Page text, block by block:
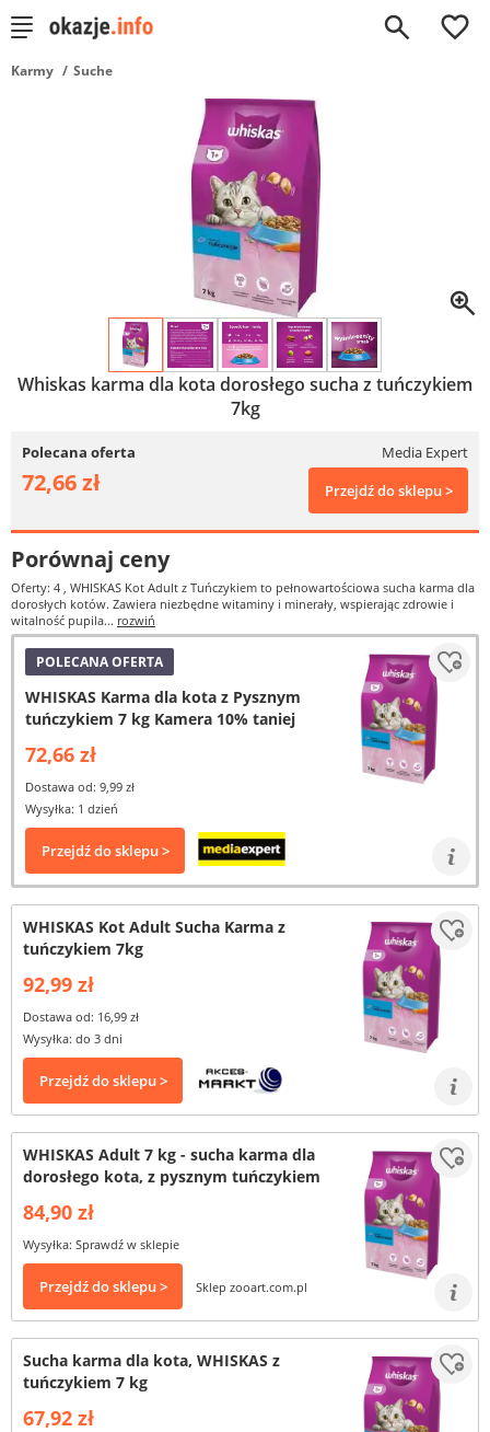
0
Karmy Suche
Whiskas karma dla kota dorosłego sucha z tuńczykiem
7kg
Polecana oferta Media Expert
72,66 zł Przejdź do sklepu >
Porównaj ceny
Oferty: 4 , WHISKAS Kot Adult z Tuńczykiem to pełnowartościowa sucha karma dla
dorosłych kotów. Zawiera niezbędne witaminy i minerały, wspierając zdrowie i
witalność pupila... rozwiń
POLECANA OFERTA
WHISKAS Karma dla kota z Pysznym
tuńczykiem 7 kg Kamera 10% taniej
72,66 zł
Dostawa od: 9,99 zł
Wysyłka: 1 dzień
Przejdź do sklepu >
WHISKAS Kot Adult Sucha Karma z
tuńczykiem 7kg
92,99 zł
Dostawa od: 16,99 zł
Wysyłka: do 3 dni
Przejdź do sklepu >
WHISKAS Adult 7 kg - sucha karma dla
dorosłego kota, z pysznym tuńczykiem
84,90 zł
Wysyłka: Sprawdź w sklepie
Przejdź do sklepu > Sklep zooart.com.pl
Sucha karma dla kota, WHISKAS z
tuńczykiem 7 kg
67,92 zł